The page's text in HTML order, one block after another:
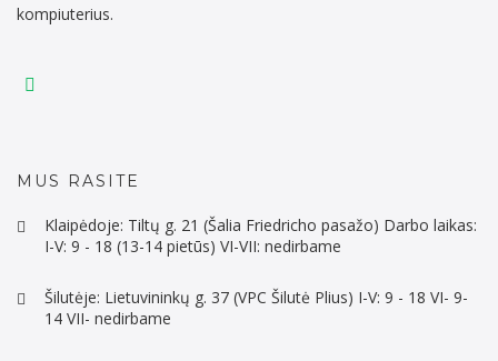
kompiuterius.
MUS RASITE
Klaipėdoje: Tiltų g. 21 (Šalia Friedricho pasažo) Darbo laikas:
I-V: 9 - 18 (13-14 pietūs) VI-VII: nedirbame
Šilutėje: Lietuvininkų g. 37 (VPC Šilutė Plius) I-V: 9 - 18 VI- 9-
14 VII- nedirbame